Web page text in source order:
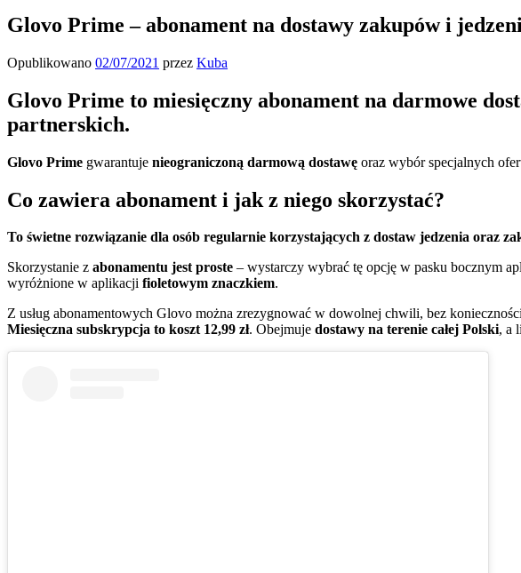
Glovo Prime – abonament na dostawy zakupów i
Opublikowano 02/07/2021 przez Kuba
Glovo Prime to miesięczny abonament na darmowe
partnerskich.
Glovo Prime gwarantuje nieograniczoną darmową dostawę oraz wybór specjalnych
Co zawiera abonament i jak z niego skorzystać?
To świetne rozwiązanie dla osób regularnie korzystających z dostaw jedzenia oraz
Skorzystanie z abonamentu jest proste – wystarczy wybrać tę opcję w pasku bocznym
wyróżnione w aplikacji fioletowym znaczkiem.
Z usług abonamentowych Glovo można zrezygnować w dowolnej chwili, bez
Miesięczna subskrypcja to koszt 12,99 zł. Obejmuje dostawy na terenie całej Polski, a